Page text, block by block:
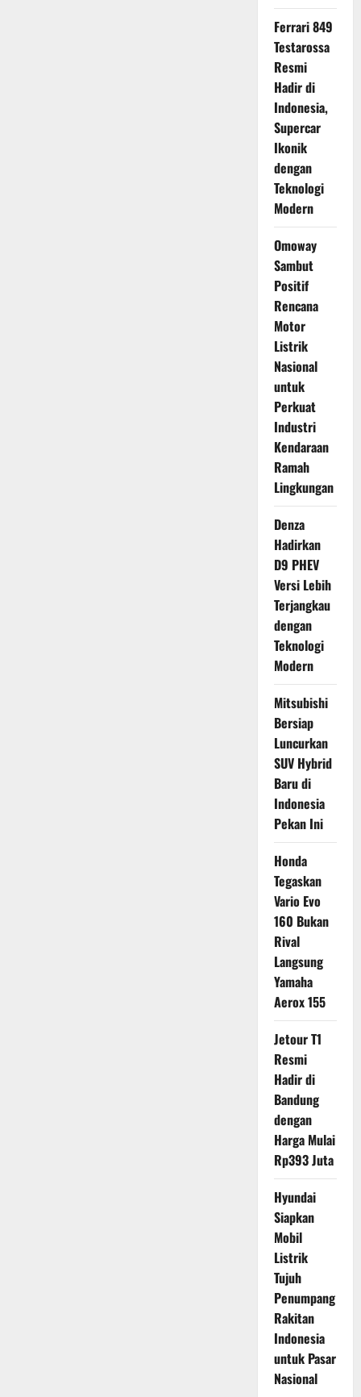
Ferrari 849
Testarossa
Resmi
Hadir di
Indonesia,
Supercar
Ikonik
dengan
Teknologi
Modern
Omoway
Sambut
Positif
Rencana
Motor
Listrik
Nasional
untuk
Perkuat
Industri
Kendaraan
Ramah
Lingkungan
Denza
Hadirkan
D9 PHEV
Versi Lebih
Terjangkau
dengan
Teknologi
Modern
Mitsubishi
Bersiap
Luncurkan
SUV Hybrid
Baru di
Indonesia
Pekan Ini
Honda
Tegaskan
Vario Evo
160 Bukan
Rival
Langsung
Yamaha
Aerox 155
Jetour T1
Resmi
Hadir di
Bandung
dengan
Harga Mulai
Rp393 Juta
Hyundai
Siapkan
Mobil
Listrik
Tujuh
Penumpang
Rakitan
Indonesia
untuk Pasar
Nasional